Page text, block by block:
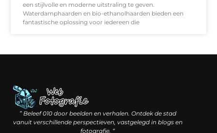
een stijlvolle en moderne uitstraling te geven.
Waterdamphaarden en bio-ethanolhaarden bieden een
fantastische oplossing voor iedereen die
” Beleef 010 door beelden en verhalen. Ontdek de stad
vanuit verschillende perspectieven, vastgelegd in blogs en
fotografie. “